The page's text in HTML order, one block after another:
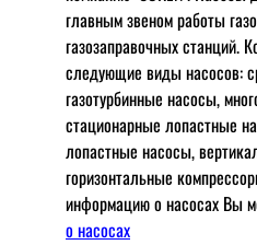
главным звеном работы
газозаправочных станций.
следующие виды насосов:
газотурбинные насосы,
стационарные лопастные
лопaстные насосы,
горизонтальные
информацию о насосах Вы
о насосах